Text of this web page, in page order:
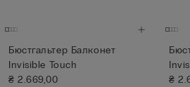
Бюстгальтер Балконет
Invisible Touch
₴ 2.669,00
₴